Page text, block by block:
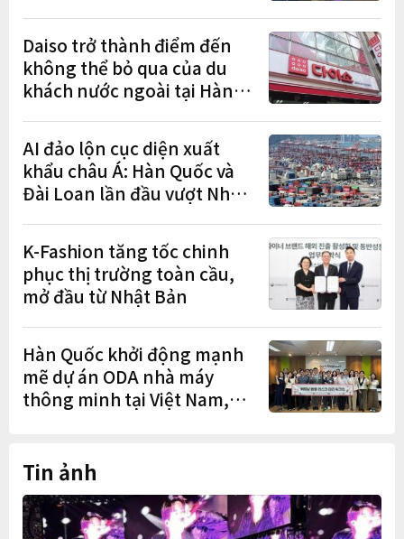
Daiso trở thành điểm đến
không thể bỏ qua của du
khách nước ngoài tại Hàn
AI đảo lộn cục diện xuất
khẩu châu Á: Hàn Quốc và
Đài Loan lần đầu vượt Nhật
K-Fashion tăng tốc chinh
phục thị trường toàn cầu,
mở đầu từ Nhật Bản
Hàn Quốc khởi động mạnh
mẽ dự án ODA nhà máy
thông minh tại Việt Nam,
Tin ảnh